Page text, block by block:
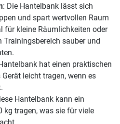
: Die Hantelbank lässt sich
und spart wertvollen Raum
für kleine Räumlichkeiten oder
Trainingsbereich sauber und
hat einen praktischen
leicht tragen, wenn es
Hantelbank kann ein
kg tragen, was sie für viele